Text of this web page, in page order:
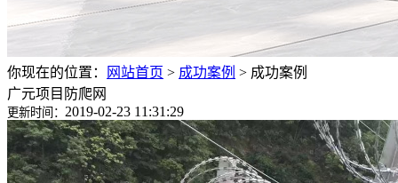
你现在的位置： 网站首页 > 成功案例 > 成功案例
广元项目防爬网
更新时间： 2019-02-23 11:31:29